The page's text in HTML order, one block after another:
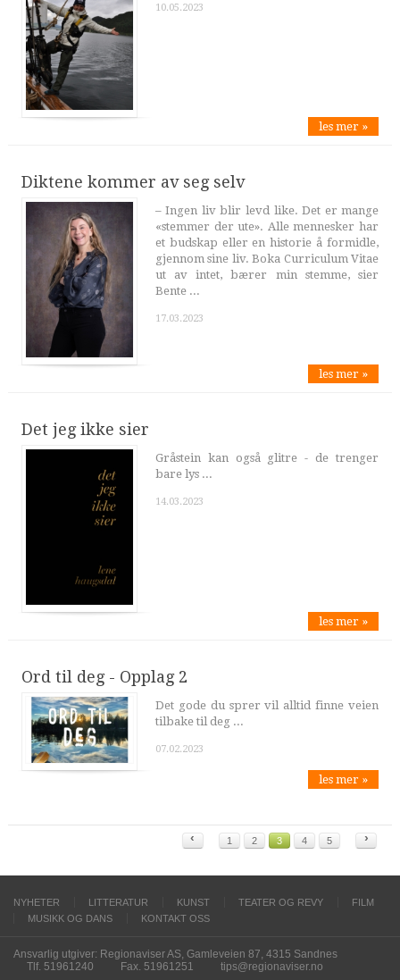
10.05.2023
les mer »
Diktene kommer av seg selv
– Ingen liv blir levd like. Det er mange
«stemmer der ute». Alle mennesker har
et budskap eller en historie å formidle,
gjennom sine liv. Boka Curriculum Vitae
ut av intet, bærer min stemme, sier
Bente ...
17.03.2023
les mer »
Det jeg ikke sier
Gråstein kan også glitre - de trenger
bare lys ...
14.03.2023
les mer »
Ord til deg - Opplag 2
Det gode du sprer vil alltid finne veien
tilbake til deg ...
07.02.2023
les mer »
‹ 1 2 3 4 5 ›
NYHETER LITTERATUR KUNST TEATER OG REVY
FILM
MUSIKK OG DANS
KONTAKT OSS
Ansvarlig utgiver: Regionaviser AS, Gamleveien 87, 4315 Sandnes
Tlf. 51961240
Fax. 51961251 tips@regionaviser.no